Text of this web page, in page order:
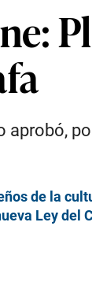
aprobó,
de la
Ley del